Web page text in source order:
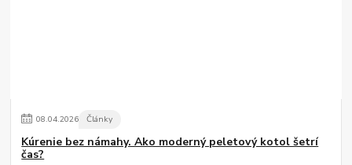
08.04.2026 Články
Kúrenie bez námahy. Ako moderný peletový kotol šetrí
čas?